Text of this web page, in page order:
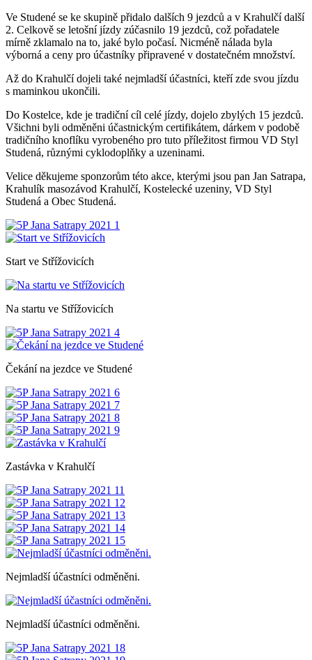
Ve Studené se ke skupině přidalo dalších 9 jezdců a v Krahulčí další
2. Celkově se letošní jízdy zúčasnilo 19 jezdců, což pořadatele
mírně zklamalo na to, jaké bylo počasí. Nicméně nálada byla
výborná a ceny pro účastníky připravené v dostatečném množství.
Až do Krahulčí dojeli také nejmladší účastníci, kteří zde svou jízdu
s maminkou ukončili.
Do Kostelce, kde je tradiční cíl celé jízdy, dojelo zbylých 15 jezdců.
Všichni byli odměněni účastnickým certifikátem, dárkem v podobě
tradičního knoflíku vyrobeného pro tuto příležitost firmou VD Styl
Studená, různými cyklodoplňky a uzeninami.
Velice děkujeme sponzorům této akce, kterými jsou pan Jan Satrapa,
Krahulík masozávod Krahulčí, Kostelecké uzeniny, VD Styl
Studená a Obec Studená.
Start ve Střížovicích
Na startu ve Střížovicích
Čekání na jezdce ve Studené
Zastávka v Krahulčí
Nejmladší účastníci odměněni.
Nejmladší účastníci odměněni.